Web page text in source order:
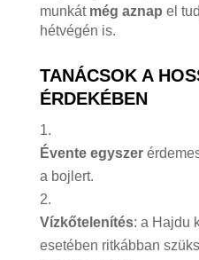
munkát még aznap el
hétvégén is.
TANÁCSOK A
ÉRDEKÉBEN
Évente egyszer
a bojlert.
Vízkőtelenítés: a Hajdu
esetében ritkábban